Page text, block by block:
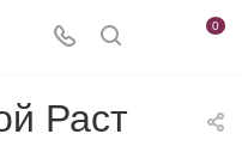
0
Раст